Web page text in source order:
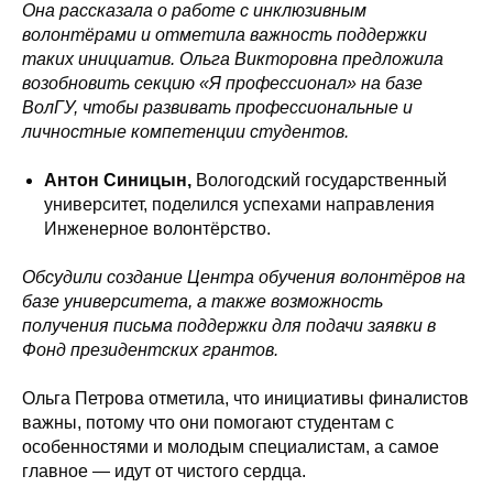
Она рассказала о работе с инклюзивным
волонтёрами и отметила важность поддержки
таких инициатив. Ольга Викторовна предложила
возобновить секцию «Я профессионал» на базе
ВолГУ, чтобы развивать профессиональные и
личностные компетенции студентов.
Антон Синицын, Вологодский государственный
университет, поделился успехами направления
Инженерное волонтёрство.
Обсудили создание Центра обучения волонтёров на
базе университета, а также возможность
получения письма поддержки для подачи заявки в
Фонд президентских грантов.
Ольга Петрова отметила, что инициативы финалистов
важны, потому что они помогают студентам с
особенностями и молодым специалистам, а самое
главное — идут от чистого сердца.